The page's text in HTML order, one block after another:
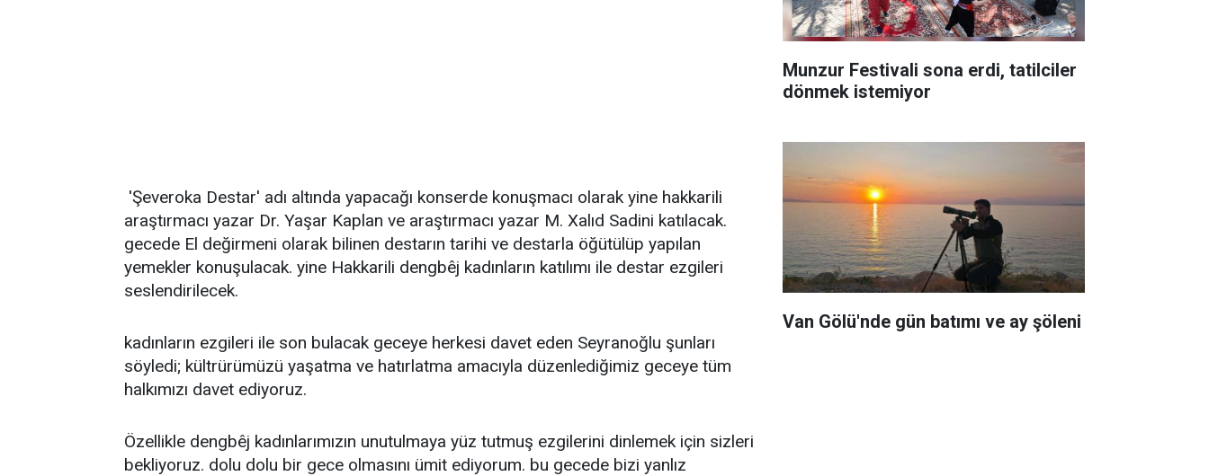
'Şeveroka Destar' adı altında yapacağı konserde konuşmacı olarak yine hakkarili
araştırmacı yazar Dr. Yaşar Kaplan ve araştırmacı yazar M. Xalıd Sadini katılacak.
gecede El değirmeni olarak bilinen destarın tarihi ve destarla öğütülüp yapılan
yemekler konuşulacak. yine Hakkarili dengbêj kadınların katılımı ile destar ezgileri
seslendirilecek.
kadınların ezgileri ile son bulacak geceye herkesi davet eden Seyranoğlu şunları
söyledi; kültrürümüzü yaşatma ve hatırlatma amacıyla düzenlediğimiz geceye tüm
halkımızı davet ediyoruz.
Özellikle dengbêj kadınlarımızın unutulmaya yüz tutmuş ezgilerini dinlemek için sizleri
bekliyoruz. dolu dolu bir gece olmasını ümit ediyorum. bu gecede bizi yanlız
Munzur Festivali sona erdi, tatilciler
dönmek istemiyor
Van Gölü'nde gün batımı ve ay şöleni